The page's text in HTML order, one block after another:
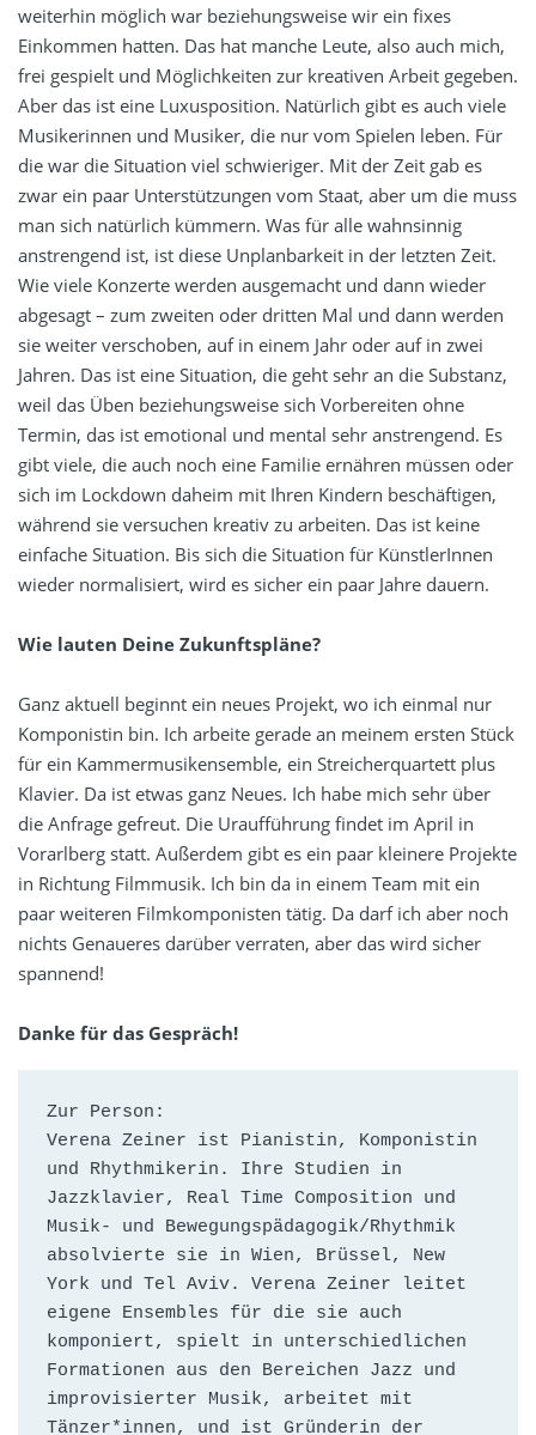
weiterhin möglich war beziehungsweise wir ein fixes
Einkommen hatten. Das hat manche Leute, also auch mich,
frei gespielt und Möglichkeiten zur kreativen Arbeit gegeben.
Aber das ist eine Luxusposition. Natürlich gibt es auch viele
Musikerinnen und Musiker, die nur vom Spielen leben. Für
die war die Situation viel schwieriger. Mit der Zeit gab es
zwar ein paar Unterstützungen vom Staat, aber um die muss
man sich natürlich kümmern. Was für alle wahnsinnig
anstrengend ist, ist diese Unplanbarkeit in der letzten Zeit.
Wie viele Konzerte werden ausgemacht und dann wieder
abgesagt – zum zweiten oder dritten Mal und dann werden
sie weiter verschoben, auf in einem Jahr oder auf in zwei
Jahren. Das ist eine Situation, die geht sehr an die Substanz,
weil das Üben beziehungsweise sich Vorbereiten ohne
Termin, das ist emotional und mental sehr anstrengend. Es
gibt viele, die auch noch eine Familie ernähren müssen oder
sich im Lockdown daheim mit Ihren Kindern beschäftigen,
während sie versuchen kreativ zu arbeiten. Das ist keine
einfache Situation. Bis sich die Situation für KünstlerInnen
wieder normalisiert, wird es sicher ein paar Jahre dauern.
Wie lauten Deine Zukunftspläne?
Ganz aktuell beginnt ein neues Projekt, wo ich einmal nur
Komponistin bin. Ich arbeite gerade an meinem ersten Stück
für ein Kammermusikensemble, ein Streicherquartett plus
Klavier. Da ist etwas ganz Neues. Ich habe mich sehr über
die Anfrage gefreut. Die Uraufführung findet im April in
Vorarlberg statt. Außerdem gibt es ein paar kleinere Projekte
in Richtung Filmmusik. Ich bin da in einem Team mit ein
paar weiteren Filmkomponisten tätig. Da darf ich aber noch
nichts Genaueres darüber verraten, aber das wird sicher
spannend!
Danke für das Gespräch!
Zur Person:
Verena Zeiner ist Pianistin, Komponistin
und Rhythmikerin. Ihre Studien in
Jazzklavier, Real Time Composition und
Musik- und Bewegungspädagogik/Rhythmik
absolvierte sie in Wien, Brüssel, New
York und Tel Aviv. Verena Zeiner leitet
eigene Ensembles für die sie auch
komponiert, spielt in unterschiedlichen
Formationen aus den Bereichen Jazz und
improvisierter Musik, arbeitet mit
Tänzer*innen, und ist Gründerin der